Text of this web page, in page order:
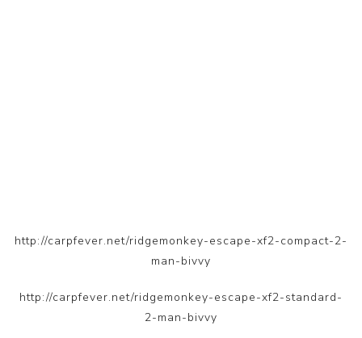
http://carpfever.net/ridgemonkey-escape-xf2-compact-2-
man-bivvy
http://carpfever.net/ridgemonkey-escape-xf2-standard-
2-man-bivvy